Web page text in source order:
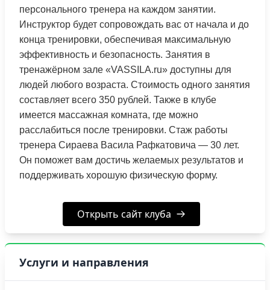
персонального тренера на каждом занятии.
Инструктор будет сопровождать вас от начала и до
конца тренировки, обеспечивая максимальную
эффективность и безопасность. Занятия в
тренажёрном зале «VASSILA.ru» доступны для
людей любого возраста. Стоимость одного занятия
составляет всего 350 рублей. Также в клубе
имеется массажная комната, где можно
расслабиться после тренировки. Стаж работы
тренера Сираева Васила Рафкатовича — 30 лет.
Он поможет вам достичь желаемых результатов и
поддерживать хорошую физическую форму.
Открыть сайт клуба
Услуги и направления